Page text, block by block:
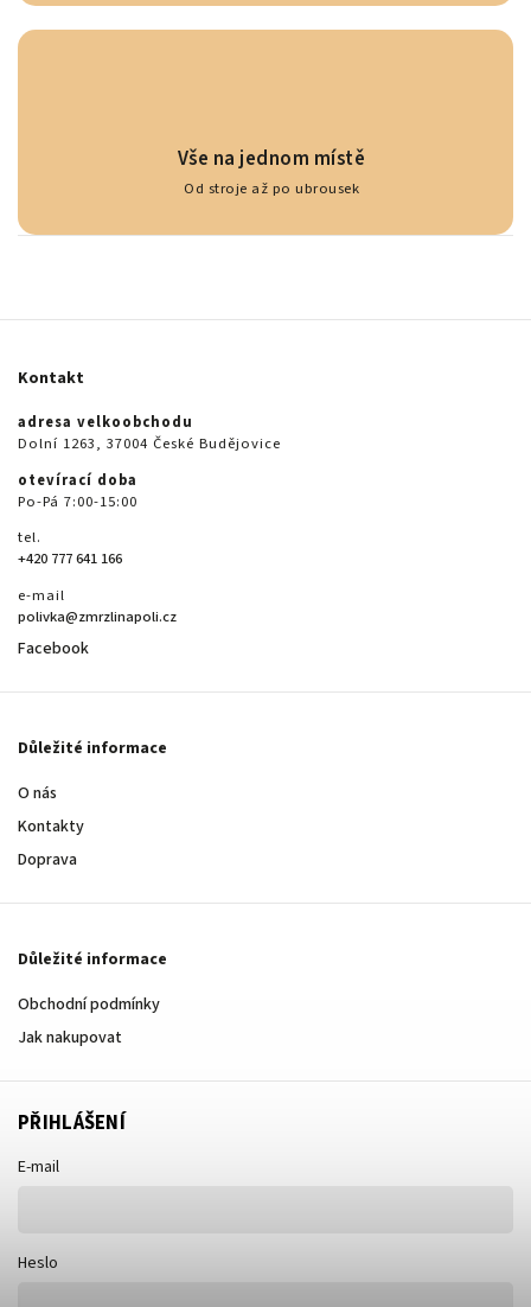
Vše na jednom místě
Od stroje až po ubrousek
Kontakt
adresa velkoobchodu
Dolní 1263, 37004 České Budějovice
otevírací doba
Po-Pá 7:00-15:00
tel.
+420 777 641 166
e-mail
polivka@zmrzlinapoli.cz
Facebook
Důležité informace
O nás
Kontakty
Doprava
Důležité informace
Obchodní podmínky
Jak nakupovat
PŘIHLÁŠENÍ
E-mail
Heslo